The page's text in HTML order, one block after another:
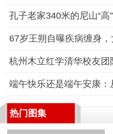
67岁王朔自曝疾病缠身，
热门图集